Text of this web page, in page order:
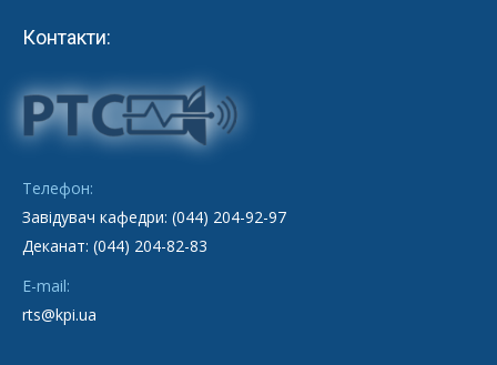
Контакти:
Телефон:
Завідувач кафедри: (044) 204-92-97
Деканат: (044) 204-82-83
E-mail:
rts@kpi.ua